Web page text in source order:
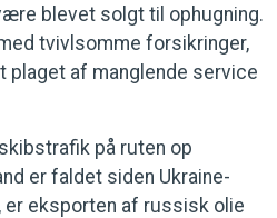
blevet solgt til ophugning.
tvivlsomme forsikringer,
plaget af manglende service
på ruten op
er faldet siden Ukraine-
er eksporten af russisk olie